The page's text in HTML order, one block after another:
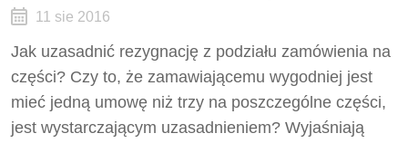
11 sie 2016
Jak uzasadnić rezygnację z podziału zamówienia na
części? Czy to, że zamawiającemu wygodniej jest
mieć jedną umowę niż trzy na poszczególne części,
jest wystarczającym uzasadnieniem? Wyjaśniają